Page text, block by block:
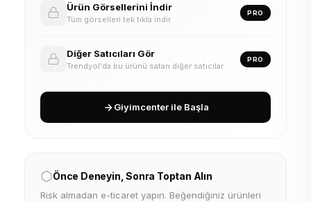
Ürün Görsellerini İndir
Tüm görselleri tek tıkla indir
PRO
Diğer Satıcıları Gör
Trendyol'da bu ürünü satan diğer satıcılar
PRO
Giyimcenter ile Başla
Önce Deneyin, Sonra Toptan Alın
Risk almadan e-ticaret yapın. Beğendiğiniz ürünleri